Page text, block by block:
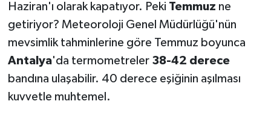
Haziran'ı olarak kapatıyor. Peki Temmuz ne
getiriyor? Meteoroloji Genel Müdürlüğü'nün
mevsimlik tahminlerine göre Temmuz boyunca
Antalya'da termometreler 38-42 derece
bandına ulaşabilir. 40 derece eşiğinin aşılması
kuvvetle muhtemel.